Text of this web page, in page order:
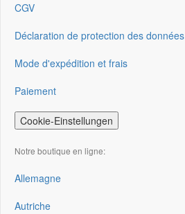
CGV
Déclaration de protection des données
Mode d'expédition et frais
Paiement
Cookie-Einstellungen
Notre boutique en ligne:
Allemagne
Autriche